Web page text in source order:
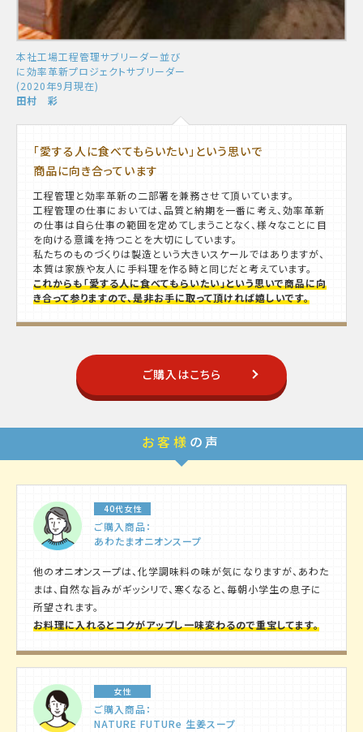
本社工場工程管理サブリーダー並び
に効率革新プロジェクトサブリーダー
(2020年9月現在)
田村 彩
「愛する人に食べてもらいたい」という思いで
商品に向き合っています
工程管理と効率革新の二部署を兼務させて頂いています。
工程管理の仕事においては、品質と納期を一番に考え、効率革新
の仕事は自ら仕事の範囲を定めてしまうことなく、様々なことに目
を向ける意識を持つことを大切にしています。
私たちのものづくりは製造という大きいスケールではありますが、
本質は家族や友人に手料理を作る時と同じだと考えています。
これからも「愛する人に食べてもらいたい」という思いで商品に向
き合って参りますので、是非お手に取って頂ければ嬉しいです。
ご購入はこちら
お客様 の声
40代女性
ご購入商品：
あわたまオニオンスープ
他のオニオンスープは、化学調味料の味が気になりますが、あわた
まは、自然な旨みがギッシリで、寒くなると、毎朝小学生の息子に
所望されます。
お料理に入れるとコクがアップし一味変わるので重宝してます。
女性
ご購入商品：
NATURE FUTURe 生姜スープ